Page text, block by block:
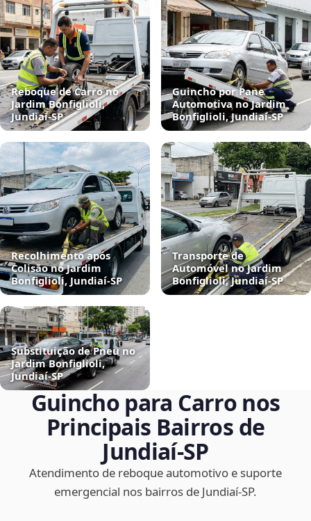
Reboque de Carro no
Jardim Bonfiglioli,
Jundiaí‑SP
Guincho por Pane
Automotiva no Jardim
Bonfiglioli, Jundiaí‑SP
Recolhimento após
Colisão no Jardim
Bonfiglioli, Jundiaí‑SP
Transporte de
Automóvel no Jardim
Bonfiglioli, Jundiaí‑SP
Substituição de Pneu no
Jardim Bonfiglioli,
Jundiaí‑SP
Guincho para Carro nos
Principais Bairros de
Jundiaí‑SP
Atendimento de reboque automotivo e suporte
emergencial nos bairros de Jundiaí‑SP.